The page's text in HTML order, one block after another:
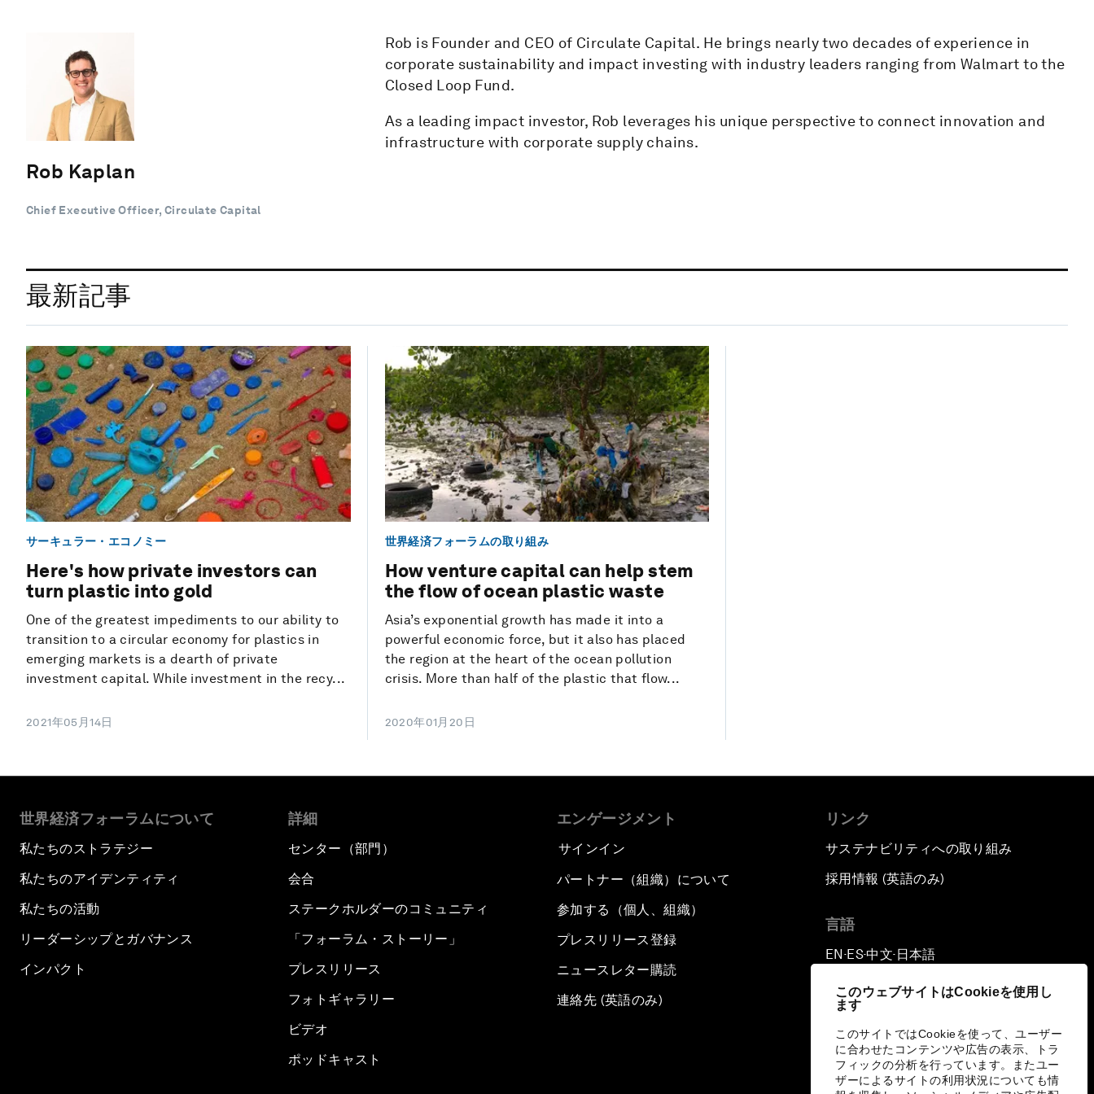
このウェブサイトはCookieを使用し
ます
このサイトではCookieを使って、ユーザー
に合わせたコンテンツや広告の表示、トラ
フィックの分析を行っています。またユー
ザーによるサイトの利用状況についても情
Rob Kaplan
Chief Executive Officer, Circulate Capital
Rob is Founder and CEO of Circulate Capital. He brings nearly two decades of experience in
corporate sustainability and impact investing with industry leaders ranging from Walmart to the
Closed Loop Fund.
As a leading impact investor, Rob leverages his unique perspective to connect innovation and
infrastructure with corporate supply chains.
最新記事
サーキュラー・エコノミー
Here's how private investors can
turn plastic into gold
One of the greatest impediments to our ability to
transition to a circular economy for plastics in
emerging markets is a dearth of private
investment capital. While investment in the recy...
2021年05月14日
世界経済フォーラムの取り組み
How venture capital can help stem
the flow of ocean plastic waste
Asia’s exponential growth has made it into a
powerful economic force, but it also has placed
the region at the heart of the ocean pollution
crisis. More than half of the plastic that flow...
2020年01月20日
世界経済フォーラムについて
私たちのストラテジー
私たちのアイデンティティ
私たちの活動
リーダーシップとガバナンス
インパクト
詳細
センター（部門）
会合
ステークホルダーのコミュニティ
「フォーラム・ストーリー」
プレスリリース
フォトギャラリー
ビデオ
ポッドキャスト
エンゲージメント
サインイン
パートナー（組織）について
参加する（個人、組織）
プレスリリース登録
ニュースレター購読
連絡先 (英語のみ)
リンク
サステナビリティへの取り組み
採用情報 (英語のみ)
言語
EN ▪ ES▪中文▪ 日本語